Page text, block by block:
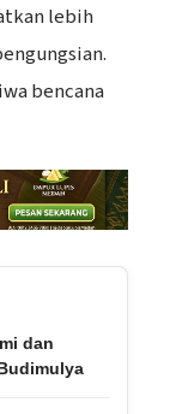
lebih
bencana
dan